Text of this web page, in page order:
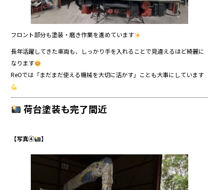
フロント部分も塗装・磨き作業を進めています
長年活躍してきた車両も、しっかり手を入れることで見違えるほど綺麗に
なります
ReOでは「まだまだ使える機械を大切に活かす」ことも大事にしています
荷台塗装も完了間近
【写真④ 】